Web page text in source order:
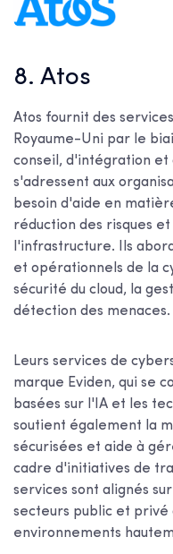
8. Atos
Atos fournit des
Royaume-Uni par le
conseil, d'intégration et
s'adressent aux
besoin d'aide en
réduction des risques
l'infrastructure. Ils
et opérationnels de la
sécurité du cloud, la
détection des menaces.
Leurs services de
marque Eviden, qui se
basées sur l'IA et les
soutient également la
sécurisées et aide à
cadre d'initiatives de
services sont alignés
secteurs public et privé
environnements